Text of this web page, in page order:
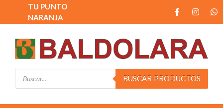
TU PUNTO
NARANJA
BUSCAR PRODUCTOS